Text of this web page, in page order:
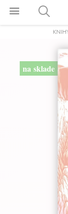
na sklade